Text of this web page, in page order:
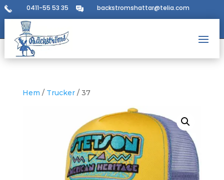
0411-55 53 35 backstromshattar@telia.com
Hem / Trucker/ 37